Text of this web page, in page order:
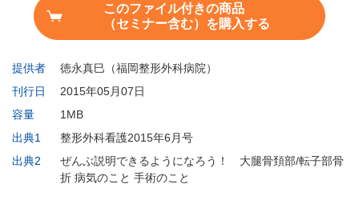
提供者
徳永真巳（福岡整形外科病院）
刊行日
2015年05月07日
容量
1MB
出典1
整形外科看護2015年6月号
出典2
ぜんぶ説明できるようになろう！ 大腿骨頚部/転子部骨
折 病気のこと 手術のこと
このファイル付きの商品
（セミナー含む）を購入する